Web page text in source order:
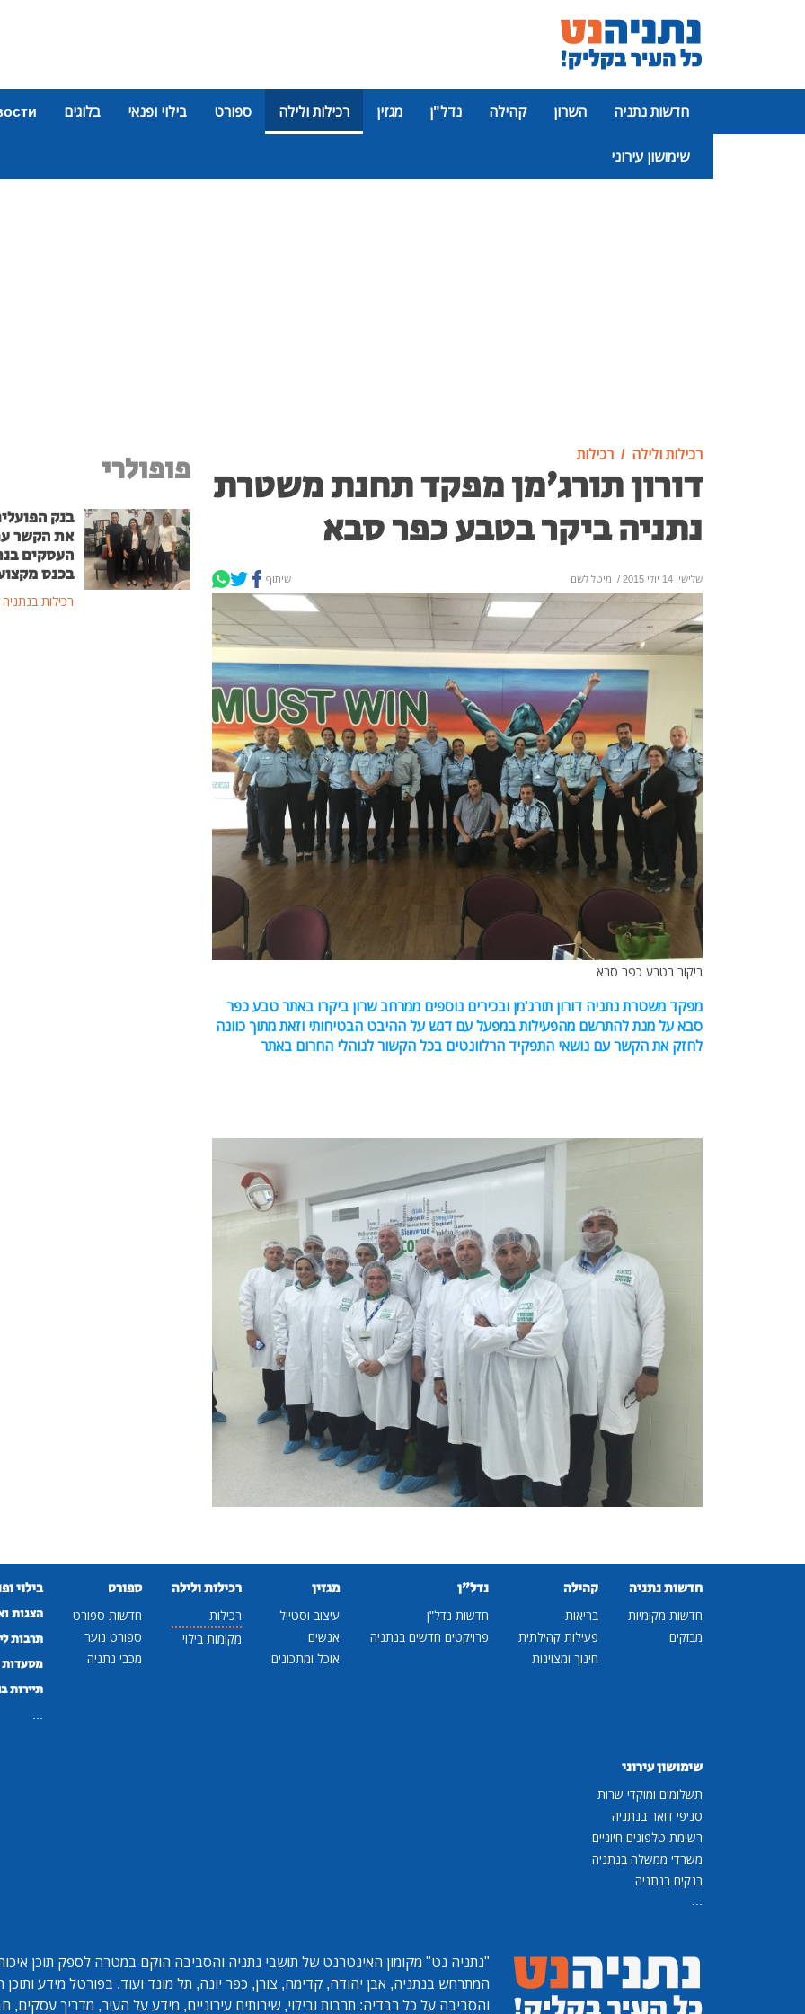
חדשות נתניה השרון קהילה נדל"ן מגזין רכילות ולילה ספורט בילוי ופנאי בלוגים
שימושון עירוני
רכילות ולילה רכילות
דורון תורג'מן מפקד תחנת משטרת
נתניה ביקר בטבע כפר סבא
שלישי, 14 יולי 2015 / מיטל לשם שיתוף
ביקור בטבע כפר סבא
מפקד משטרת נתניה דורון תורג'מן ובכירים נוספים ממרחב שרון ביקרו באתר טבע כפר
סבא על מנת להתרשם מהפעילות במפעל עם דגש על ההיבט הבטיחותי וזאת מתוך כוונה
לחזק את הקשר עם נושאי התפקיד הרלוונטים בכל הקשור לנוהלי החרום באתר
פופולרי
בנק
את הקשר
העסקים
בכנס
רכילות בנתניה
חדשות נתניה
חדשות מקומיות
מבזקים
קהילה
בריאות
פעילות קהילתית
חינוך ומצוינות
נדל"ן
חדשות נדל"ן
פרויקטים חדשים בנתניה
מגזין
עיצוב וסטייל
אנשים
אוכל ומתכונים
רכילות ולילה
רכילות
מקומות בילוי
ספורט
חדשות ספורט
ספורט נוער
מכבי נתניה
בילוי
הצגות
תרבות
מסעדות
תיירות
שימושון עירוני
תשלומים ומוקדי שרות
סניפי דואר בנתניה
רשימת טלפונים חיוניים
משרדי ממשלה בנתניה
בנקים בנתניה
"נתניה נט" מקומון האינטרנט של תושבי נתניה והסביבה הוקם במטרה לספק תוכן
המתרחש בנתניה, אבן יהודה, קדימה, צורן, כפר יונה, תל מונד ועוד. בפורטל מידע
והסביבה על כל רבדיה: תרבות ובילוי, שירותים עירוניים, מידע על העיר, מדריך עסקים,